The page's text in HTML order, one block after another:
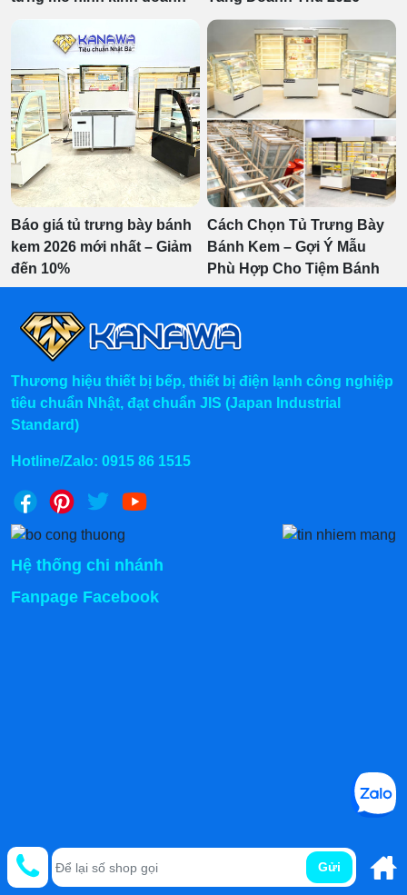
Báo giá tủ trưng bày bánh
kem 2026 mới nhất – Giảm
đến 10%
Cách Chọn Tủ Trưng Bày
Bánh Kem – Gợi Ý Mẫu
Phù Hợp Cho Tiệm Bánh
Thương hiệu thiết bị bếp, thiết bị điện lạnh công nghiệp
tiêu chuẩn Nhật, đạt chuẩn JIS (Japan Industrial
Standard)
Hotline/Zalo: 0915 86 1515
Hệ thống chi nhánh
Fanpage Facebook
Gửi